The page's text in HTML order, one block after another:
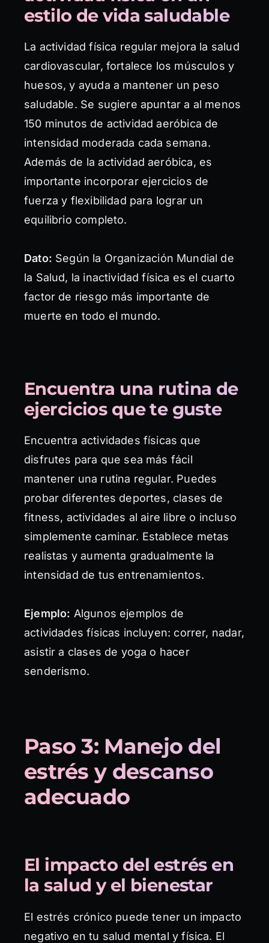
estilo de vida saludable
La actividad física regular mejora la salud
cardiovascular, fortalece los músculos y
huesos, y ayuda a mantener un peso
saludable. Se sugiere apuntar a al menos
150 minutos de actividad aeróbica de
intensidad moderada cada semana.
Además de la actividad aeróbica, es
importante incorporar ejercicios de
fuerza y flexibilidad para lograr un
equilibrio completo.
Dato: Según la Organización Mundial de
la Salud, la inactividad física es el cuarto
factor de riesgo más importante de
muerte en todo el mundo.
Encuentra una rutina de
ejercicios que te guste
Encuentra actividades físicas que
disfrutes para que sea más fácil
mantener una rutina regular. Puedes
probar diferentes deportes, clases de
fitness, actividades al aire libre o incluso
simplemente caminar. Establece metas
realistas y aumenta gradualmente la
intensidad de tus entrenamientos.
Ejemplo: Algunos ejemplos de
actividades físicas incluyen: correr, nadar,
asistir a clases de yoga o hacer
senderismo.
Paso 3: Manejo del
estrés y descanso
adecuado
El impacto del estrés en
la salud y el bienestar
El estrés crónico puede tener un impacto
negativo en tu salud mental y física. El